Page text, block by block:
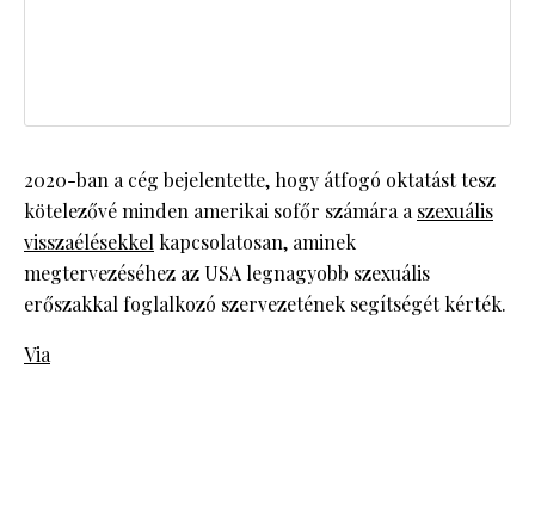
2020-ban a cég bejelentette, hogy átfogó oktatást tesz
kötelezővé minden amerikai sofőr számára aszexuális
visszaélésekkel kapcsolatosan, aminek
megtervezéséhez az USA legnagyobb szexuális
erőszakkal foglalkozó szervezetének segítségét kérték.
Via